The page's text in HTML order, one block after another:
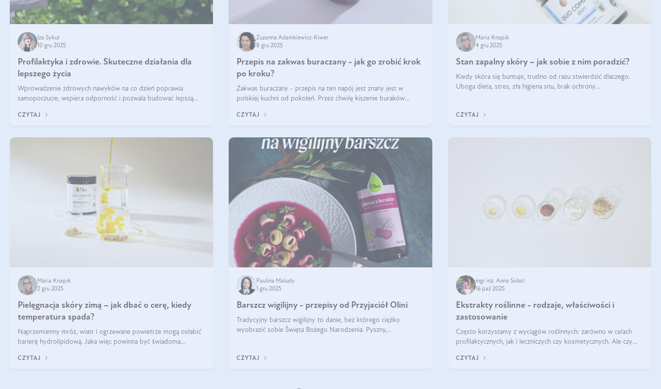
Iza Sykut
10 gru 2025
Profilaktyka i zdrowie. Skuteczne działania dla
lepszego życia
Wprowadzenie zdrowych nawyków na co dzień poprawia
samopoczucie, wspiera odporność i pozwala budować lepszą
CZYTAJ
Zuzanna Adamkiewicz-Kiwer
8 gru 2025
Przepis na zakwas buraczany - jak go zrobić krok
po kroku?
Zakwas buraczany - przepis na ten napój jest znany jest w
polskiej kuchni od pokoleń. Przez chwilę kiszenie buraków
na fali popularności na
CZYTAJ
Maria Knapik
4 gru 2025
Stan zapalny skóry – jak sobie z nim poradzić?
Kiedy skóra się buntuje, trudno od razu stwierdzić dlaczego.
Uboga dieta, stres, zła higiena snu, brak ochrony
CZYTAJ
Maria Knapik
2 gru 2025
Pielęgnacja skóry zimą – jak dbać o cerę, kiedy
temperatura spada?
Naprzemienny mróz, wiatr i ogrzewane powietrze mogą osłabić
barierę hydrolipidową. Jaka więc powinna być świadoma
CZYTAJ
Paulina Maludy
1 gru 2025
Barszcz wigilijny - przepisy od Przyjaciół Olini
Tradycyjny barszcz wigilijny to danie, bez którego ciężko
wyobrazić sobie Święta Bożego Narodzenia. Pyszny,
CZYTAJ
mgr inż. Anna Sobol
16 paź 2025
Ekstrakty roślinne - rodzaje, właściwości i
zastosowanie
Często korzystamy z wyciągów roślinnych: zarówno w celach
profilaktycznych, jak i leczniczych czy kosmetycznych. Ale czy
tych substancji z roślin?
CZYTAJ